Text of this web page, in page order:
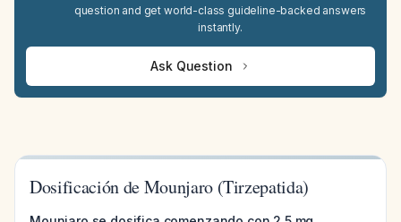
question and get world-class guideline-backed answers
instantly.
Ask Question
Dosificación de Mounjaro (Tirzepatida)